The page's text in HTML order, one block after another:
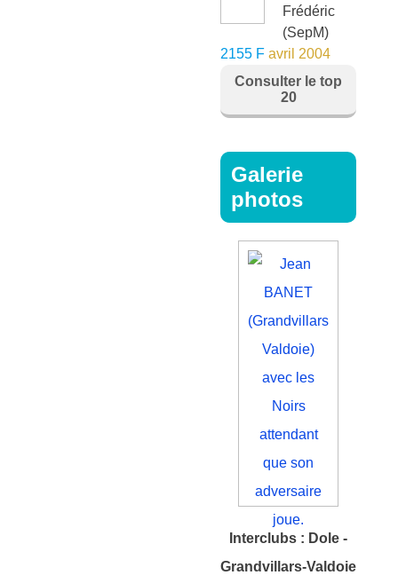
Frédéric
(SepM)
2155 F avril 2004
Consulter le top
20
Galerie
photos
Interclubs : Dole -
Grandvillars-Valdoie